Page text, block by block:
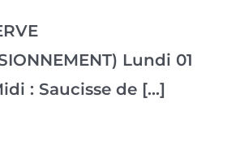
Lundi 01
: Saucisse de [...]